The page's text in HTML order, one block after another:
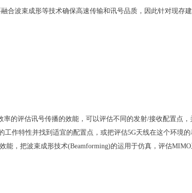
合波束成形等技术确保高速传输和讯号品质，因此针对现存
的评估讯号传播的效能，可以评估不同的发射/接收配置点，
作特性并找到适宜的配置点，或把评估5G天线在这个环境
，把波束成形技术(Beamforming)的运用于仿真，评估